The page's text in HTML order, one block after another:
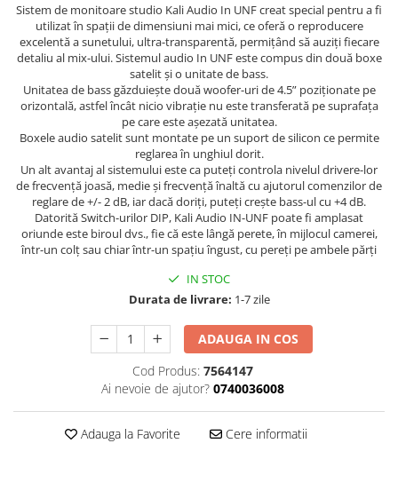
Microfoane de masurare si
calibrare
Microfoane de studio
Microfoane de Suprafata
Microfoane de voce si live
Microfoane lavaliera si headset
Microfoane podcast, USB, iOS /
Android
Microfoane pt Camere Video
Microfoane pt instalatii si
conferinta
Microfoane Ribbon
Microfoane Suspendabile
Microfoane wireless si sisteme
Stative de microfon
Studio si inregistrari
Accesorii echipamente de studio
Sistem de monitoare studio Kali Audio In UNF creat special pentru a fi
utilizat în spații de dimensiuni mai mici, ce oferă o reproducere
excelentă a sunetului, ultra-transparentă, permițând să auziți fiecare
detaliu al mix-ului. Sistemul audio In UNF este compus din două boxe
satelit și o unitate de bass.
Unitatea de bass găzduiește două woofer-uri de 4.5” poziționate pe
orizontală, astfel încât nicio vibrație nu este transferată pe suprafața
pe care este așezată unitatea.
Boxele audio satelit sunt montate pe un suport de silicon ce permite
reglarea în unghiul dorit.
Un alt avantaj al sistemului este ca puteți controla nivelul drivere-lor
de frecvență joasă, medie și frecvență înaltă cu ajutorul comenzilor de
reglare de +/- 2 dB, iar dacă doriți, puteți crește bass-ul cu +4 dB.
Datorită Switch-urilor DIP, Kali Audio IN-UNF poate fi amplasat
oriunde este biroul dvs., fie că este lângă perete, în mijlocul camerei,
într-un colț sau chiar într-un spațiu îngust, cu pereți pe ambele părți
IN STOC
Durata de livrare: 1-7 zile
ADAUGA IN COS
Cod Produs: 7564147
Ai nevoie de ajutor? 0740036008
Adauga la Favorite Cere informatii